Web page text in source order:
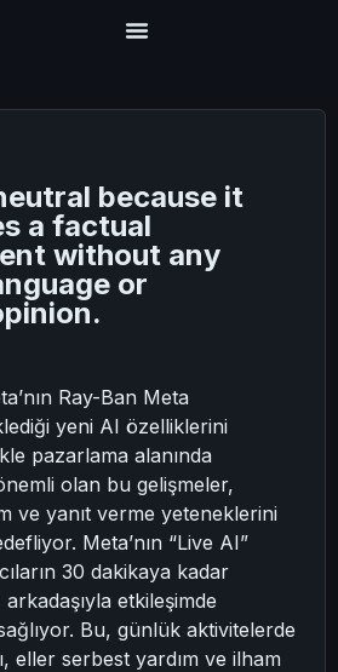
because it
a factual
without any
or
Ray-Ban Meta
yeni AI özelliklerini
pazarlama alanında
olan bu gelişmeler,
ve yanıt verme yeteneklerini
Meta’nın “Live AI”
30 dakikaya kadar
etkileşimde
Bu, günlük aktivitelerde
eller serbest yardım ve ilham